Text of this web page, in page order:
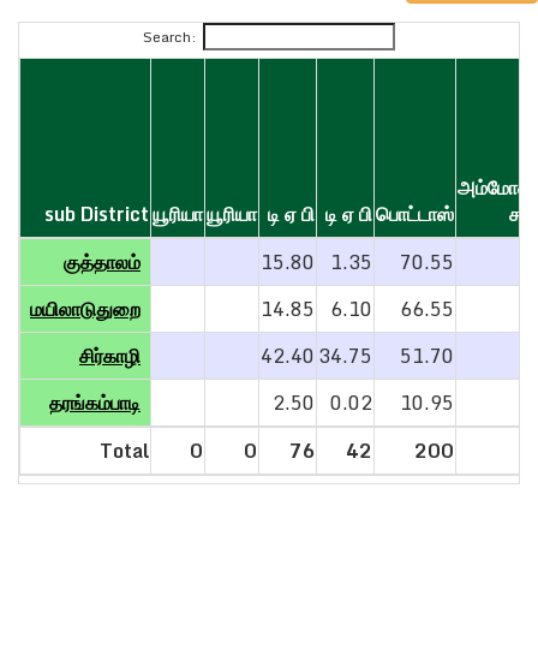
Search:
sub Districtயூரியாயூரியா டி ஏ பி டி ஏ பிபொட்டாஸ்
sub District
டி ஏ பி டி ஏ பி பொட்டாஸ்
குத்தாலம் 15.80 1.35
70.55
மயிலாடுதுறை
14.85 6.10
66.55
சிர்காழி
42.4034.75 51.70
தரங்கம்பாடி
2.50 0.02
10.95
Total
0 0 76 42 200
sub District
குத்தாலம்
மயிலாடுதுறை
சிர்காழி
தரங்கம்பாடி
Total